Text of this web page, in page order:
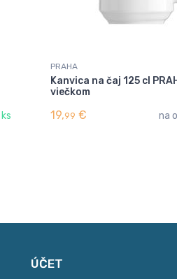
PRAHA
Kanvica na čaj 125 cl
viečkom
19,99 € na
ÚČET